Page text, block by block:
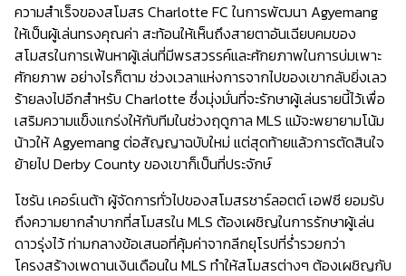
ความสำเร็จของสโมสร Charlotte FC ในการพัฒนา Agyemang
ให้เป็นผู้เล่นทรงคุณค่า สะท้อนให้เห็นถึงสายตาอันเฉียบคมของ
สโมสรในการเฟ้นหาผู้เล่นที่มีพรสวรรค์และศักยภาพในการบ่มเพาะ
ศักยภาพ อย่างไรก็ตาม ช่วงเวลาแห่งการจากไปของเขากลับยิ่งเลว
ร้ายลงไปอีกสำหรับ Charlotte ซึ่งมุ่งมั่นที่จะรักษาผู้เล่นรายนี้ไว้เพื่อ
เสริมความแข็งแกร่งให้กับทีมในช่วงฤดูกาล MLS แม้จะพยายามโน้ม
น้าวให้ Agyemang ต่อสัญญาฉบับใหม่ แต่สุดท้ายแล้วการตัดสินใจ
ย้ายไป Derby County ของเขาก็เป็นที่ประจักษ์
โซรัน เคอร์เนต้า ผู้จัดการทั่วไปของสโมสรชาร์ลอตต์ เอฟซี ยอมรับ
ถึงความยากลำบากที่สโมสรใน MLS ต้องเผชิญในการรักษาผู้เล่น
ดาวรุ่งไว้ ท่ามกลางข้อเสนอที่คุ้มค่าจากลีกยุโรปที่ร่ำรวยกว่า
โครงสร้างเพดานเงินเดือนใน MLS ทำให้สโมสรต่างๆ ต้องเผชิญกับ